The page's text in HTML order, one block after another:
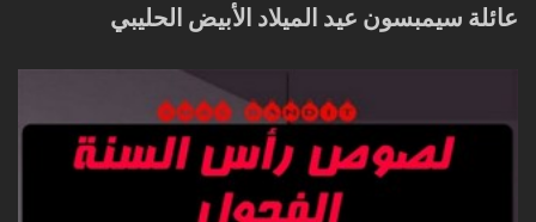
عائلة سيمبسون عيد الميلاد الأبيض الحليبي